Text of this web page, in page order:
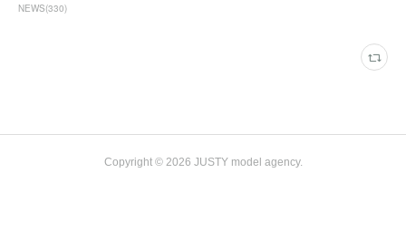
NEWS(330)
Copyright © 2026 JUSTY model agency.